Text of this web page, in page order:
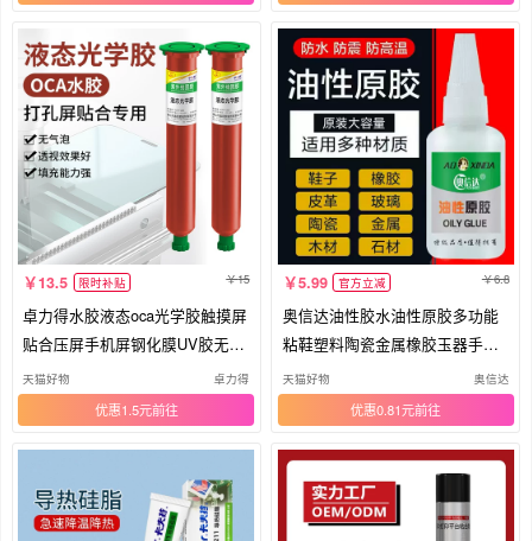
13.5 限时补贴 15
卓力得水胶液态oca光学胶触摸屏
贴合压屏手机屏钢化膜UV胶无影
胶维修打孔屏胶密封填充专用透
明紫外线固化胶
天猫好物 卓力得
优惠1.5元
5.99 官方立减 6.8
奥信达油性胶水油性原胶多功能
粘鞋塑料陶瓷金属橡胶玉器手镯
高粘度胶水
天猫好物 奥信达
优惠0.81元